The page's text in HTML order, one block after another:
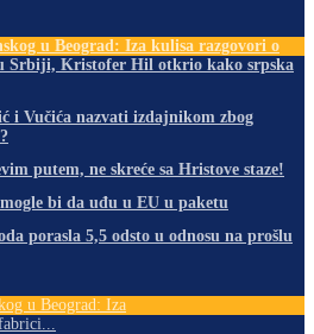
u Beograd: Iza kulisa razgovori o
Srbiji, Kristofer Hil otkrio kako srpska
i Vučića nazvati izdajnikom zbog
putem, ne skreće sa Hristove staze!
bi da uđu u EU u paketu
porasla 5,5 odsto u odnosu na prošlu
u Beograd: Iza